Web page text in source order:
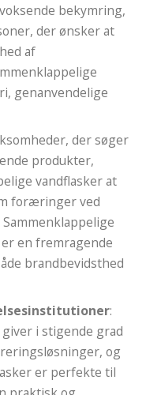
bekymring,
der ønsker at
af
genanvendelige
der søger
produkter,
vandflasker at
foræringer ved
en fremragende
brandbevidsthed
:
i stigende grad
og
er perfekte til